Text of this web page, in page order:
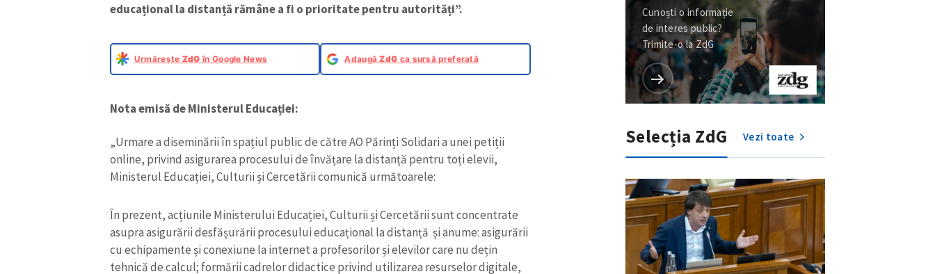
educațional la distanță rămâne a fi o prioritate pentru autorități”.
Urmărește ZdG în Google News AdaugăZdG ca sursă preferată
Nota emisă de Ministerul Educației:
„Urmare a diseminării în spațiul public de către AO Părinți Solidari a unei petiții
online, privind asigurarea procesului de învățare la distanță pentru toți elevii,
Ministerul Educației, Culturii și Cercetării comunică următoarele:
În prezent, acțiunile Ministerului Educației, Culturii și Cercetării sunt concentrate
asupra asigurării desfășurării procesului educațional la distanță și anume: asigurării
cu echipamente și conexiune la internet a profesorilor și elevilor care nu dețin
tehnică de calcul; formării cadrelor didactice privind utilizarea resurselor digitale,
Cunoști o informație
de interes public?
Trimite-o la ZdG
Selecția ZdG Vezi toate